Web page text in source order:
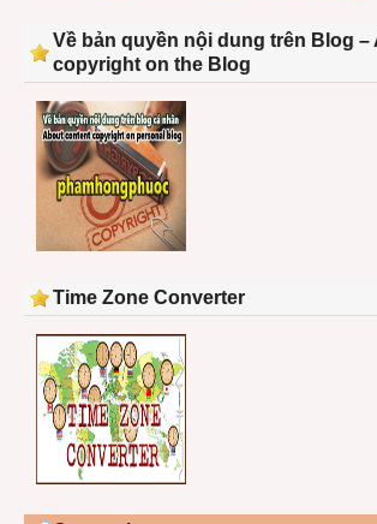
Về bản quyền nội dung trên Blog
copyright on the Blog
Time Zone Converter